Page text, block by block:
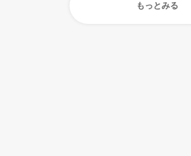
もっとみる